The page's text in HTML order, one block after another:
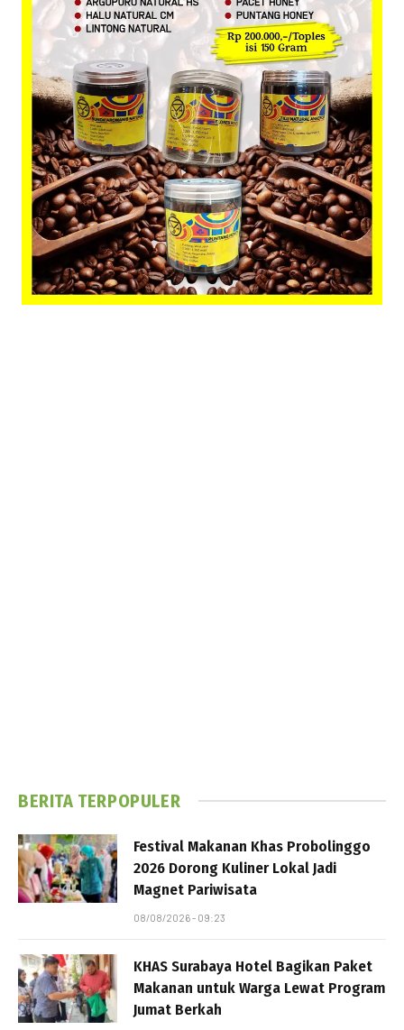
BERITA TERPOPULER
Festival Makanan Khas Probolinggo
2026 Dorong Kuliner Lokal Jadi
Magnet Pariwisata
08/08/2026 - 09:23
KHAS Surabaya Hotel Bagikan Paket
Makanan untuk Warga Lewat Program
Jumat Berkah